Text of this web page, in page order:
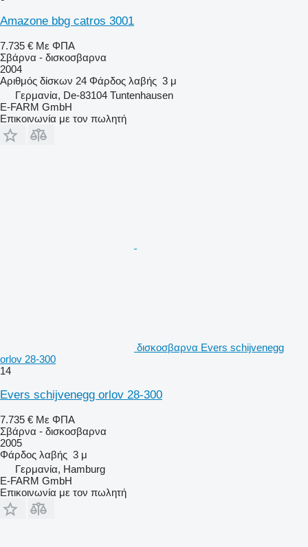
Amazone bbg catros 3001
7.735 € Με ΦΠΑ
Σβάρνα - δισκοσβαρνα
2004
Αριθμός δίσκων 24 Φάρδος λαβής 3 μ
Γερμανία, De-83104 Tuntenhausen
E-FARM GmbH
Επικοινωνία με τον πωλητή
δισκοσβαρνα Evers schijvenegg
orlov 28-300
14
Evers schijvenegg orlov 28-300
7.735 € Με ΦΠΑ
Σβάρνα - δισκοσβαρνα
2005
Φάρδος λαβής 3 μ
Γερμανία, Hamburg
E-FARM GmbH
Επικοινωνία με τον πωλητή